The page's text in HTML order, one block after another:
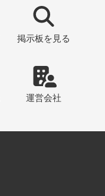
掲示板 を見る
運営会社